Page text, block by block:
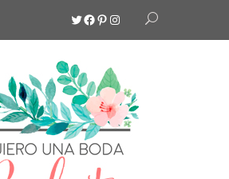
Twitter
Facebook
Pinterest
Instagram